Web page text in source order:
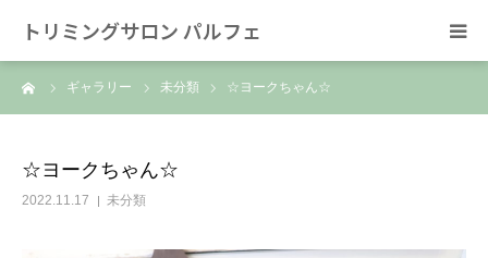
トリミングサロン パルフェ
ギャラリー 未分類 ☆ヨークちゃん☆
☆ヨークちゃん☆
2022.11.17 未分類
HOME